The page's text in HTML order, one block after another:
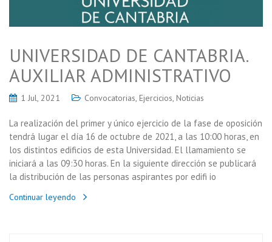
UNIVERSIDAD DE CANTABRIA.
AUXILIAR ADMINISTRATIVO
1 Jul, 2021 Convocatorias, Ejercicios, Noticias
La realización del primer y único ejercicio de la fase de oposición
tendrá lugar el día 16 de octubre de 2021, a las 10:00 horas, en
los distintos edificios de esta Universidad. El llamamiento se
iniciará a las 09:30 horas. En la siguiente dirección se publicará
la distribución de las personas aspirantes por edifi io
Continuar leyendo